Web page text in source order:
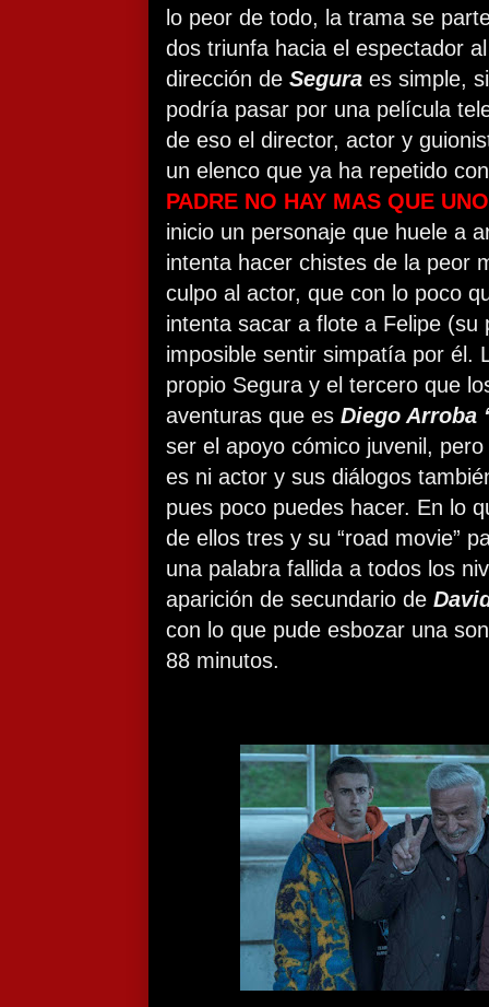
lo peor de todo, la trama se
dos triunfa hacia el espectador
dirección de Segura es simple,
podría pasar por una película
de eso el director, actor y
un elenco que ya ha repetido
PADRE NO HAY MAS QUE UNO
inicio un personaje que huele a
intenta hacer chistes de la peor
culpo al actor, que con lo poco
intenta sacar a flote a Felipe (su
imposible sentir simpatía por él.
propio Segura y el tercero que
aventuras que es Diego Arroba
ser el apoyo cómico juvenil,
es ni actor y sus diálogos
pues poco puedes hacer. En lo
de ellos tres y su “road movie”
una palabra fallida a todos los
aparición de secundario de
con lo que pude esbozar una
88 minutos.